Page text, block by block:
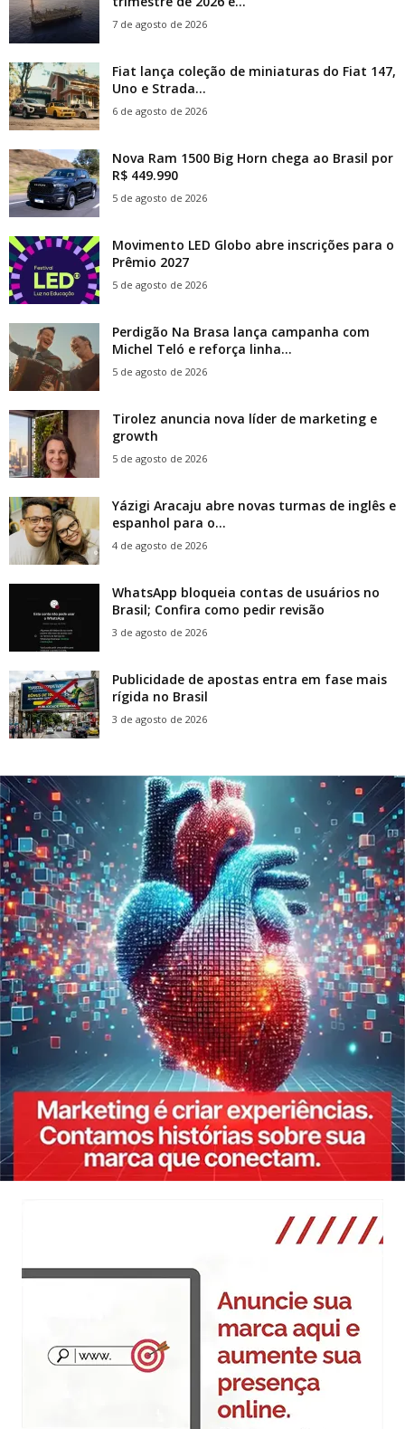
7 de agosto de 2026
Fiat lança coleção de miniaturas do Fiat 147,
Uno e Strada...
6 de agosto de 2026
Nova Ram 1500 Big Horn chega ao Brasil por
R$ 449.990
5 de agosto de 2026
Movimento LED Globo abre inscrições para o
Prêmio 2027
5 de agosto de 2026
Perdigão Na Brasa lança campanha com
Michel Teló e reforça linha...
5 de agosto de 2026
Tirolez anuncia nova líder de marketing e
growth
5 de agosto de 2026
Yázigi Aracaju abre novas turmas de inglês e
espanhol para o...
4 de agosto de 2026
WhatsApp bloqueia contas de usuários no
Brasil; Confira como pedir revisão
3 de agosto de 2026
Publicidade de apostas entra em fase mais
rígida no Brasil
3 de agosto de 2026